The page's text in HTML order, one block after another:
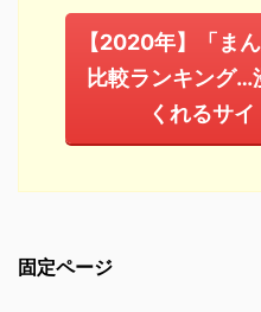
【2020年】「ま
比較ランキング…
くれるサイ
固定ページ